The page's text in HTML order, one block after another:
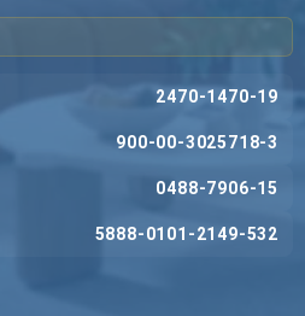
2470-1470-19
900-00-3025718-3
0488-7906-15
5888-0101-2149-532